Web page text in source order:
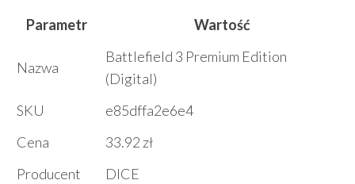
Parametr
Wartość
Nazwa
Battlefield 3 Premium Edition
(Digital)
SKU
e85dffa2e6e4
Cena
33.92 zł
Producent
DICE